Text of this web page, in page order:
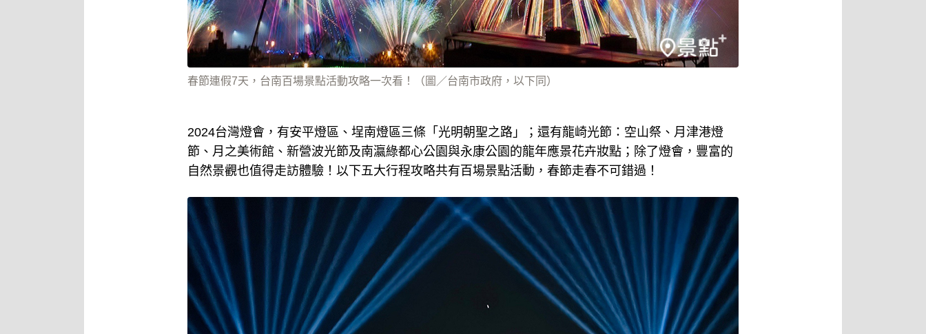
春節連假7天，台南百場景點活動攻略一次看！（圖／台南市政府，以下同）
2024台灣燈會，有安平燈區、埕南燈區三條「光明朝聖之路」；還有龍崎光節：空山祭、月津港燈
節、月之美術館、新營波光節及南瀛綠都心公園與永康公園的龍年應景花卉妝點；除了燈會，豐富的
自然景觀也值得走訪體驗！以下五大行程攻略共有百場景點活動，春節走春不可錯過！